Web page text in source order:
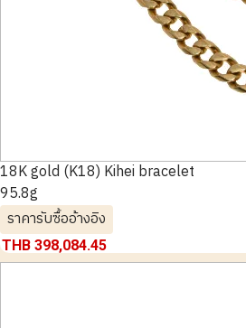
18K gold (K18) Kihei bracelet
95.8g
ราคารับซื้ออ้างอิง
THB 398,084.45